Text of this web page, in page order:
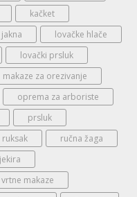
kačket
lovačke hlače
lovački prsluk
makaze za orezivanje
oprema za arboriste
prsluk
ruksak
ručna žaga
vrtne makaze